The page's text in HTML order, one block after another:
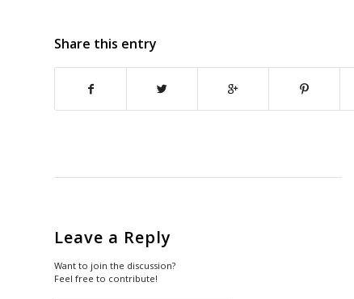
Share this entry
Leave a Reply
Want to join the discussion?
Feel free to contribute!